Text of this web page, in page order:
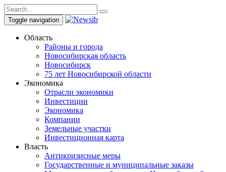
Toggle navigation
Область
Районы и города
Новосибирская область
Новосибирск
75 лет Новосибирской области
Экономика
Отрасли экономики
Инвестиции
Экономика
Компании
Земельные участки
Инвестиционная карта
Власть
Антикризисные меры
Государственные и муниципальные заказы